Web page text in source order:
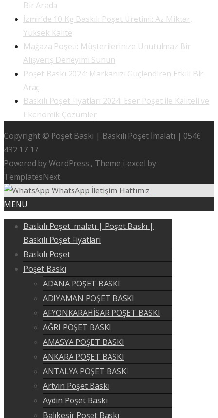
Bir Arada
İzmir’de 10 Kg Baskılı Poşet Üretimi: Az Miktar,
Yüksek Kalite
Mağaza Poşeti: Müşterilerinize Unutulmaz Bir
Alışveriş Deneyimi Sunun
Poşet Baskı 2024: Markanızı Güçlendiren Etkili Bir
Araç
Baskılı Poşet Fiyatları 2024: Eser Poşet ile Kaliteli ve
Ekonomik Çözümler
Copyright © Poşet Baskı | Baskılı Poşet İmalatı | 0546
432 17 17
Powered by WordPress , Theme i-excel by
TemplatesNext.
WhatsApp İletişim Hattımız
MENU
Baskılı Poşet İmalatı | Poşet Baskı |
Baskılı Poşet Fiyatları
Baskılı Poşet
Poşet Baskı
ADANA POŞET BASKI
ADIYAMAN POŞET BASKI
AFYONKARAHİSAR POŞET BASKI
AĞRI POŞET BASKI
AMASYA POŞET BASKI
ANKARA POŞET BASKI
ANTALYA POŞET BASKI
Artvin Poşet Baskı
Aydın Poşet Baskı
Balıkesir Poşet Baskı